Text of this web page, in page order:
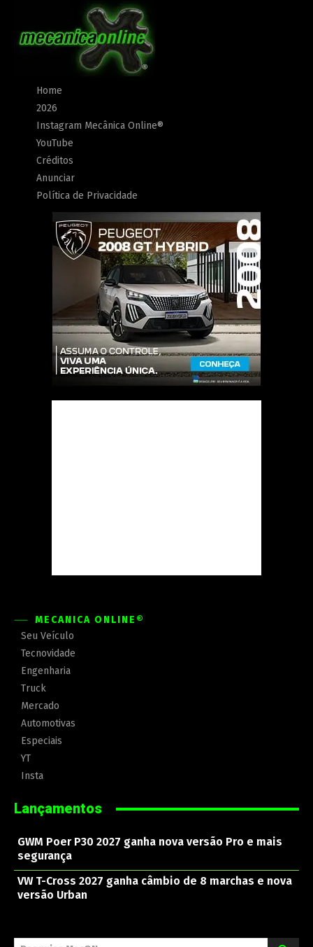
Home
2026
Instagram Mecânica Online®
YouTube
Créditos
Anunciar
Política de Privacidade
MECÂNICA ONLINE®
Seu Veículo
Tecnovidade
Engenharia
Truck
Mercado
Automotivas
Especiais
YT
Insta
Lançamentos
GWM Poer P30 2027 ganha nova versão Pro e mais
segurança
VW T-Cross 2027 ganha câmbio de 8 marchas e nova
versão Urban